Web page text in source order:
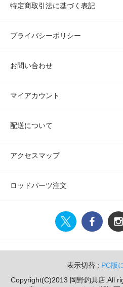
特定商取引法に基づく表記
プライバシーポリシー
お問い合わせ
マイアカウント
配送について
アクセスマップ
ロッドパーツ注文
表示切替 : PC版
Copyright(C)2013 岡野釣具店.All